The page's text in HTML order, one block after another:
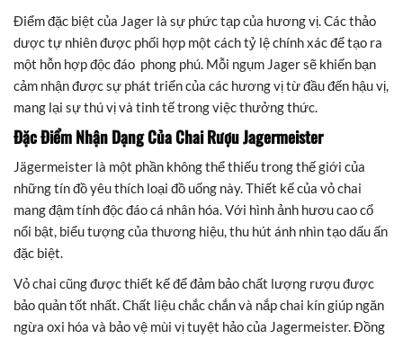
Điểm đặc biệt của Jager là sự phức tạp của hương vị. Các thảo
dược tự nhiên được phối hợp một cách tỷ lệ chính xác để tạo ra
một hỗn hợp độc đáo phong phú. Mỗi ngụm Jager sẽ khiến bạn
cảm nhận được sự phát triển của các hương vị từ đầu đến hậu vị,
mang lại sự thú vị và tinh tế trong việc thưởng thức.
Đặc Điểm Nhận Dạng Của Chai Rượu Jagermeister
Jägermeister là một phần không thể thiếu trong thế giới của
những tín đồ yêu thích loại đồ uống này. Thiết kế của vỏ chai
mang đậm tính độc đáo cá nhân hóa. Với hình ảnh hươu cao cổ
nổi bật, biểu tượng của thương hiệu, thu hút ánh nhìn tạo dấu ấn
đặc biệt.
Vỏ chai cũng được thiết kế để đảm bảo chất lượng rượu được
bảo quản tốt nhất. Chất liệu chắc chắn và nắp chai kín giúp ngăn
ngừa oxi hóa và bảo vệ mùi vị tuyệt hảo của Jagermeister. Đồng